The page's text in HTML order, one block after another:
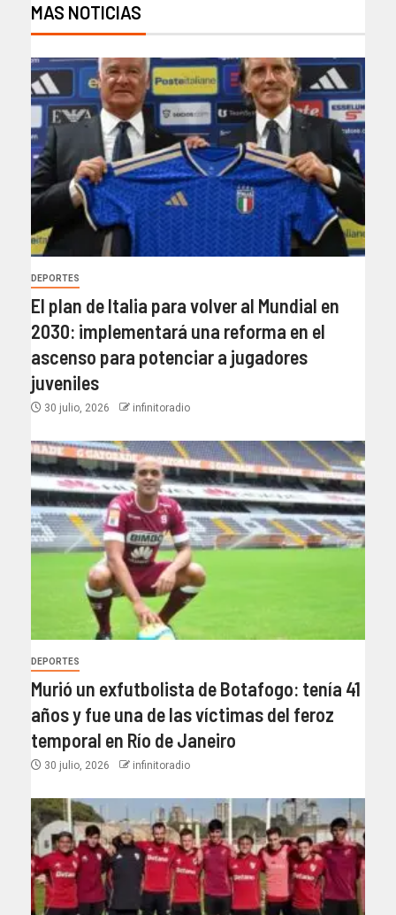
MAS NOTICIAS
DEPORTES
El plan de Italia para volver al Mundial en
2030: implementará una reforma en el
ascenso para potenciar a jugadores
juveniles
30 julio, 2026 infinitoradio
DEPORTES
Murió un exfutbolista de Botafogo: tenía 41
años y fue una de las víctimas del feroz
temporal en Río de Janeiro
30 julio, 2026 infinitoradio